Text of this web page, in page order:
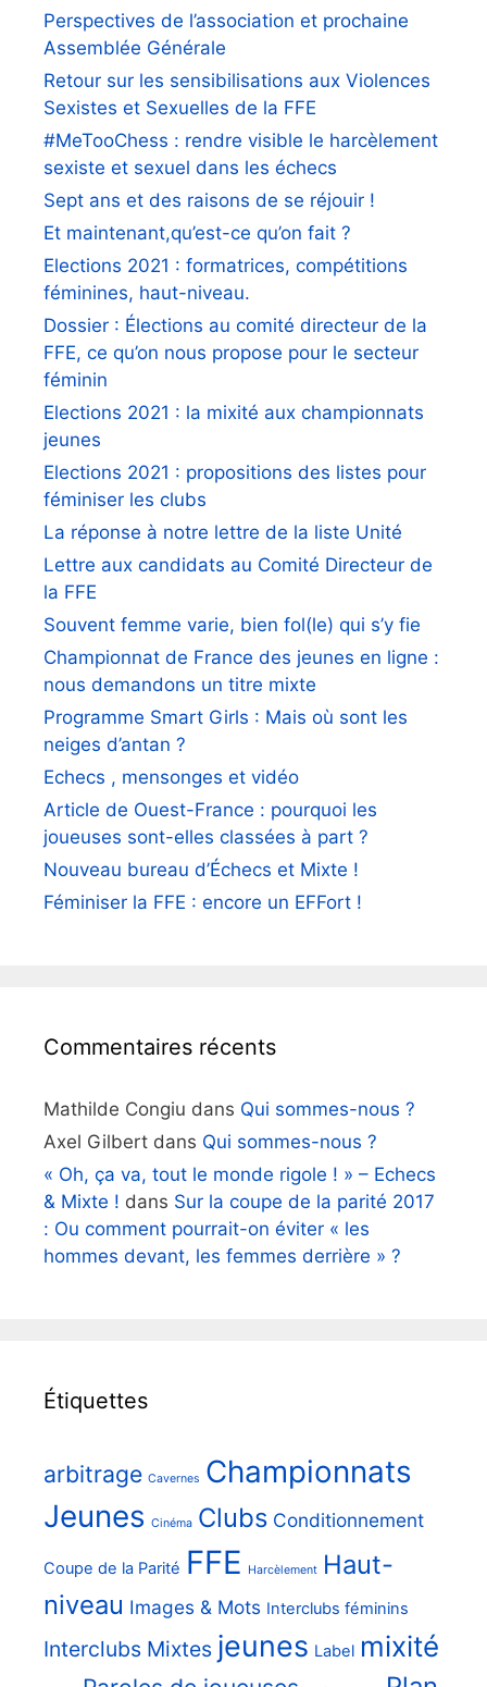
Perspectives de l’association et prochaine
Assemblée Générale
Retour sur les sensibilisations aux Violences
Sexistes et Sexuelles de la FFE
#MeTooChess : rendre visible le harcèlement
sexiste et sexuel dans les échecs
Sept ans et des raisons de se réjouir !
Et maintenant,qu’est-ce qu’on fait ?
Elections 2021 : formatrices, compétitions
féminines, haut-niveau.
Dossier : Élections au comité directeur de la
FFE, ce qu’on nous propose pour le secteur
féminin
Elections 2021 : la mixité aux championnats
jeunes
Elections 2021 : propositions des listes pour
féminiser les clubs
La réponse à notre lettre de la liste Unité
Lettre aux candidats au Comité Directeur de
la FFE
Souvent femme varie, bien fol(le) qui s’y fie
Championnat de France des jeunes en ligne :
nous demandons un titre mixte
Programme Smart Girls : Mais où sont les
neiges d’antan ?
Echecs , mensonges et vidéo
Article de Ouest-France : pourquoi les
joueuses sont-elles classées à part ?
Nouveau bureau d’Échecs et Mixte !
Féminiser la FFE : encore un EFFort !
Commentaires récents
Mathilde Congiu dans Qui sommes-nous ?
Axel Gilbert dans Qui sommes-nous ?
« Oh, ça va, tout le monde rigole ! » – Echecs
& Mixte ! dans Sur la coupe de la parité 2017
: Ou comment pourrait-on éviter « les
hommes devant, les femmes derrière » ?
Étiquettes
arbitrage Cavernes Championnats
Jeunes Cinéma Clubs Conditionnement
Coupe de la Parité FFE Harcèlement Haut-
niveau Images & Mots Interclubs féminins
Interclubs Mixtes jeunes Label mixité